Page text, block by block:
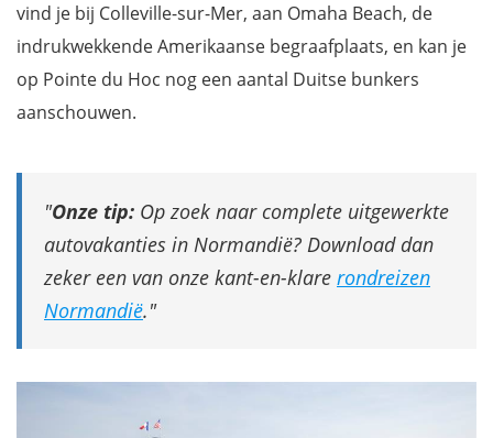
vind je bij Colleville-sur-Mer, aan Omaha Beach, de
indrukwekkende Amerikaanse begraafplaats, en kan je
op Pointe du Hoc nog een aantal Duitse bunkers
aanschouwen.
Onze tip: Op zoek naar complete uitgewerkte
autovakanties in Normandië? Download dan
zeker een van onze kant-en-klare rondreizen
Normandië.